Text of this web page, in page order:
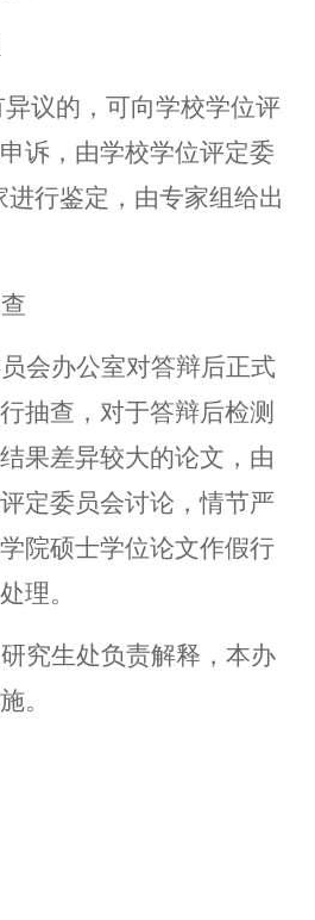
议的，可向学校学位评
诉，由学校学位评定委
进行鉴定，由专家组给出
会办公室对答辩后正式
抽查，对于答辩后检测
果差异较大的论文，由
定委员会讨论，情节严
院硕士学位论文作假行
理。
究生处负责解释，本办
。